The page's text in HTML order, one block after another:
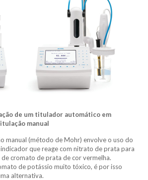
de um titulador automático em
manual
manual (método de Mohr) envolve o uso do
que reage com nitrato de prata para
cromato de prata de cor vermelha.
de potássio muito tóxico, é por isso
alternativa.